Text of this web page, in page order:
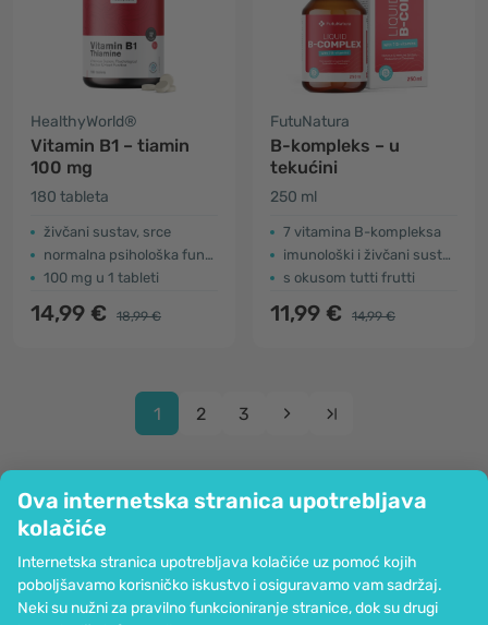
Ova internetska stranica upotrebljava
kolačiće
Internetska stranica upotrebljava kolačiće uz pomoć kojih
poboljšavamo korisničko iskustvo i osiguravamo vam sadržaj.
Neki su nužni za pravilno funkcioniranje stranice, dok su drugi
HealthyWorld®
Vitamin B1 – tiamin
100 mg
180 tableta
živčani sustav, srce
normalna psihološka funkcija
100 mg u 1 tableti
14,99 € 18,99 €
FutuNatura
B-kompleks – u
tekućini
250 ml
7 vitamina B-kompleksa
imunološki i živčani sustav, više energije
s okusom tutti frutti
11,99 € 14,99 €
1 2 3
Informacije
Pridružite nam se